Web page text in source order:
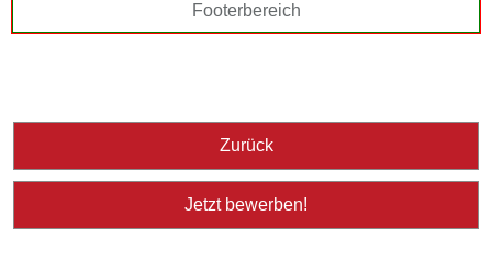
Footerbereich
Zurück
Jetzt bewerben!